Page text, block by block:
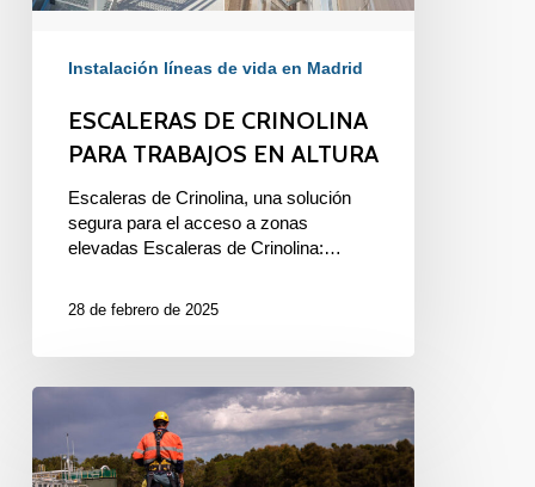
Instalación líneas de vida en Madrid
ESCALERAS DE CRINOLINA
PARA TRABAJOS EN ALTURA
Escaleras de Crinolina, una solución
segura para el acceso a zonas
elevadas Escaleras de Crinolina:…
28 de febrero de 2025
LÍNEAS
VIDA
EN